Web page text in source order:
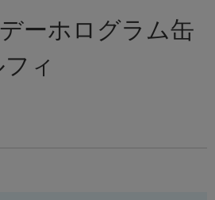
ーホログラム缶
ィ